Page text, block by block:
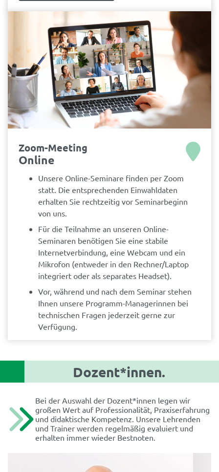
Zoom-Meeting
Online
Unsere Online-Seminare finden per Zoom
statt. Die entsprechenden Einwahldaten
erhalten Sie rechtzeitig vor Seminarbeginn
von uns.
Für die Teilnahme an unseren Online-
Seminaren benötigen Sie eine stabile
Internetverbindung, eine Webcam und ein
Mikrofon (entweder in den Rechner/Laptop
integriert oder als separates Headset).
Vor, während und nach dem Seminar stehen
Ihnen unsere Programm-Managerinnen bei
technischen Fragen jederzeit gerne zur
Verfügung.
Dozent*innen.
Bei der Auswahl der Dozent*innen legen wir
großen Wert auf Professionalität, Praxiserfahrung
und didaktische Kompetenz. Unsere Lehrenden
und Trainer werden regelmäßig evaluiert und
erhalten immer wieder Bestnoten.